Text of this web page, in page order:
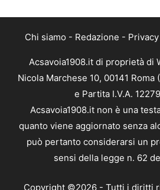
Chi siamo - Redazione -
Acsavoia1908.it di proprietà di
Nicola Marchese 10, 00141 Roma
e Partita I.V.A.
Acsavoia1908.it non è una
quanto viene aggiornato senza
può pertanto considerarsi un
sensi della legge n. 62
Copyright ©2026 - Tutti i diritti